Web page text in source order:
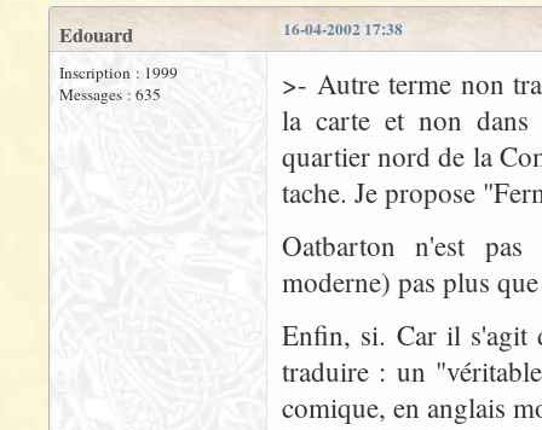
16-04-2002 17:38
Edouard
Inscription : 1999
Messages : 635
>- Autre terme non
la carte et non
quartier nord de la
tache. Je propose
Oatbarton n'est
moderne) pas plus
Enfin, si. Car il s'agit
traduire : un
comique, en anglais